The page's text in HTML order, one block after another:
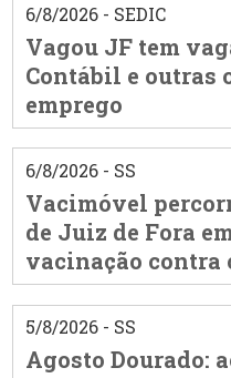
6/8/2026 - SEDIC
Vagou JF tem
Contábil e outras
emprego
6/8/2026 - SS
Vacimóvel
de Juiz de Fora
vacinação contra
5/8/2026 - SS
Agosto Dourado: